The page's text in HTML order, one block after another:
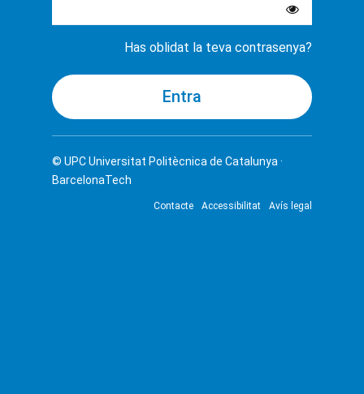
Has oblidat la teva contrasenya?
© UPCUniversitat Politècnica de Catalunya ·
BarcelonaTech
Contacte Accessibilitat Avís legal